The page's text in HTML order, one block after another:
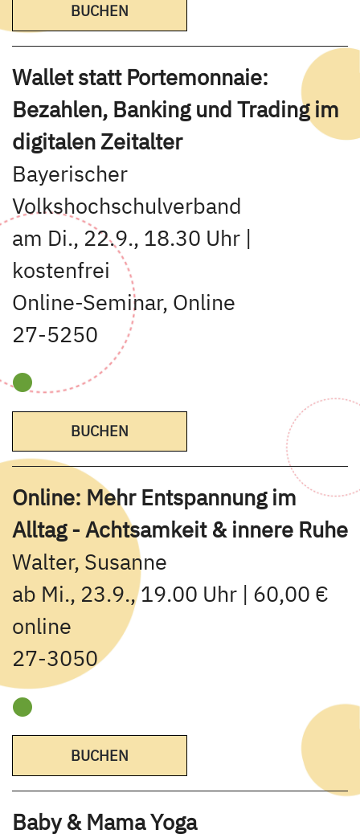
BUCHEN
Wallet statt Portemonnaie:
Bezahlen, Banking und Trading im
digitalen Zeitalter
Bayerischer
Volkshochschulverband
am Di., 22.9., 18.30 Uhr |
kostenfrei
Online-Seminar, Online
27-5250
BUCHEN
Online: Mehr Entspannung im
Alltag - Achtsamkeit & innere Ruhe
Walter, Susanne
ab Mi., 23.9., 19.00 Uhr | 60,00 €
online
27-3050
BUCHEN
Baby & Mama Yoga